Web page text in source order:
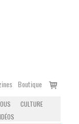
Boutique
Voir
CULTURE